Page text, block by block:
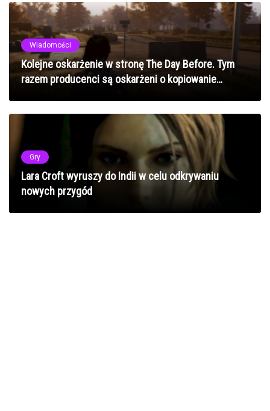
Wiadomości
Kolejne oskarżenie w stronę The Day Before. Tym
razem producenci są oskarżeni o kopiowanie
Gry
Lara Croft wyruszy do Indii w celu odkrywaniu
nowych przygód